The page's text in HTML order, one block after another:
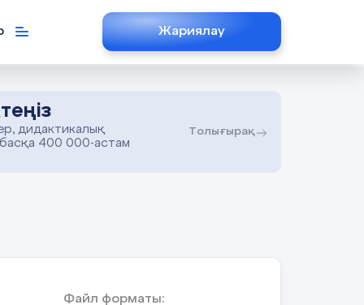
Жариялау
дидактикалық
400 000-астам
Толығырақ
Файл форматы: